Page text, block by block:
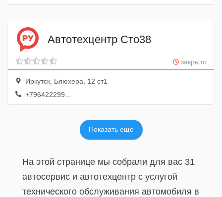
Автотехцентр Сто38
закрыто
Иркутск, Блюхера, 12 ст1
+796422299...
Показать еще
На этой странице мы собрали для вас 31
автосервис и автотехцентр с услугой
технического обслуживания автомобиля в